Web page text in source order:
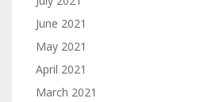
June 2021
May 2021
April 2021
March 2021